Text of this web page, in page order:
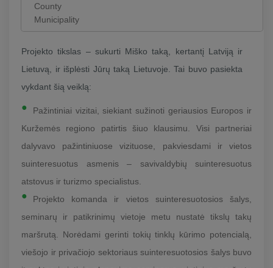
County
Municipality
Projekto tikslas – sukurti Miško taką, kertantį Latviją ir
Lietuvą, ir išplėsti Jūrų taką Lietuvoje. Tai buvo pasiekta
vykdant šią veiklą:
Pažintiniai vizitai, siekiant sužinoti geriausios Europos ir
Kuržemės regiono patirtis šiuo klausimu. Visi partneriai
dalyvavo pažintiniuose vizituose, pakviesdami ir vietos
suinteresuotus asmenis – savivaldybių suinteresuotus
atstovus ir turizmo specialistus.
Projekto komanda ir vietos suinteresuotosios šalys,
seminarų ir patikrinimų vietoje metu nustatė tikslų takų
maršrutą. Norėdami gerinti tokių tinklų kūrimo potencialą,
viešojo ir privačiojo sektoriaus suinteresuotosios šalys buvo